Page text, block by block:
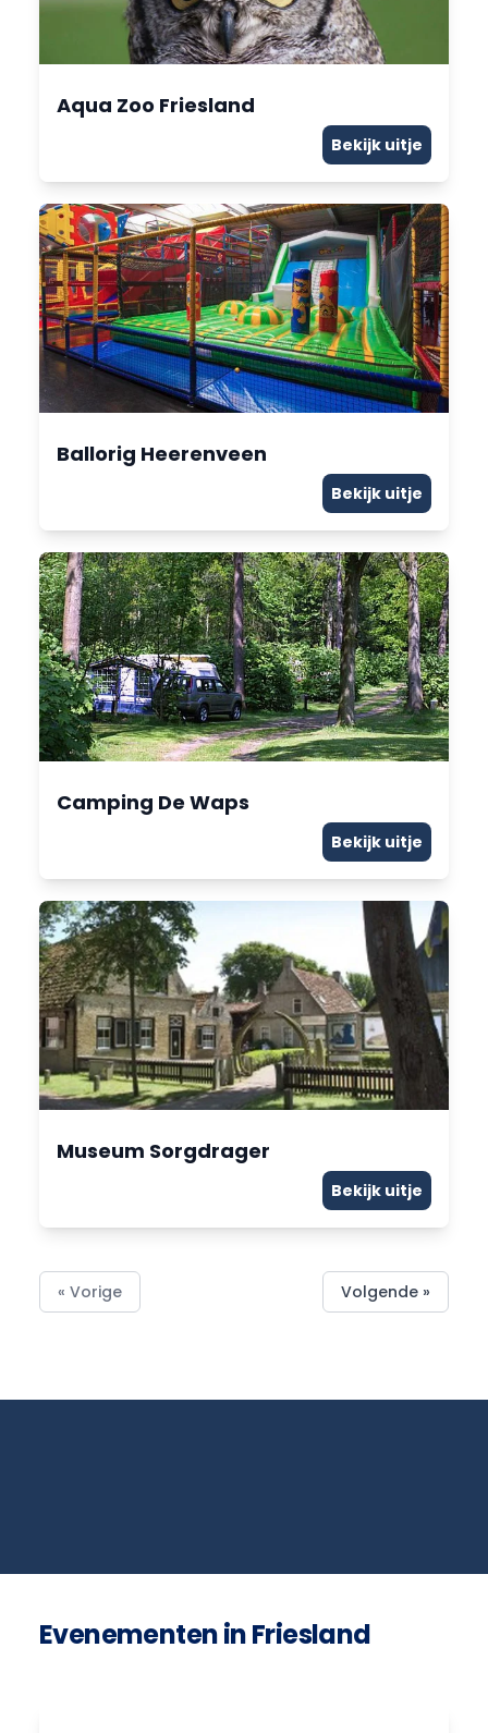
Aqua Zoo Friesland
Bekijk uitje
Ballorig Heerenveen
Bekijk uitje
Camping De Waps
Bekijk uitje
Museum Sorgdrager
Bekijk uitje
« Vorige Volgende »
Evenementen in Friesland